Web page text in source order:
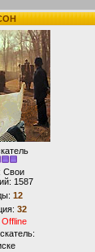
Свои
1587
12
32
Offline